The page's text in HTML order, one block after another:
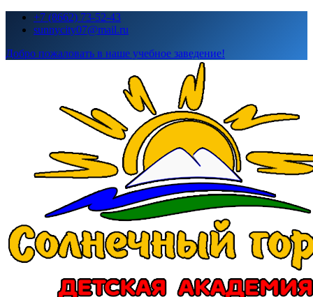
Перейти+7 (8662) 73-52-43
sunnycity07@mail.ru
Добро пожаловать в наше учебное заведение!